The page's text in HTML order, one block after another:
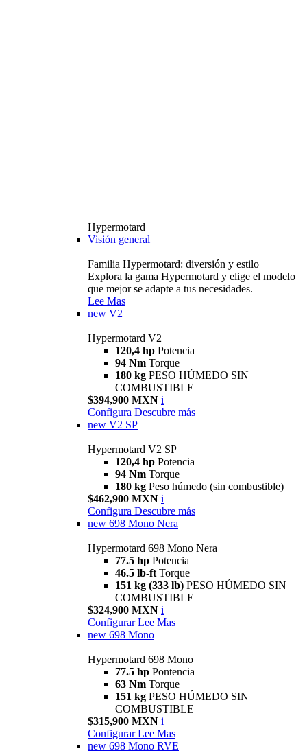
Hypermotard
Visión general
Familia Hypermotard: diversión y estilo
Explora la gama Hypermotard y elige el modelo
que mejor se adapte a tus necesidades.
Lee Mas
new V2
Hypermotard V2
120,4 hp Potencia
94 Nm Torque
180 kg PESO HÚMEDO SIN
COMBUSTIBLE
$394,900 MXN i
Configura Descubre más
new V2 SP
Hypermotard V2 SP
120,4 hp Potencia
94 Nm Torque
180 kg Peso húmedo (sin combustible)
$462,900 MXN i
Configura Descubre más
new 698 Mono Nera
Hypermotard 698 Mono Nera
77.5 hp Potencia
46.5 lb-ft Torque
151 kg (333 lb) PESO HÚMEDO SIN
COMBUSTIBLE
$324,900 MXN i
Configurar Lee Mas
new 698 Mono
Hypermotard 698 Mono
77.5 hp Pontencia
63 Nm Torque
151 kg PESO HÚMEDO SIN
COMBUSTIBLE
$315,900 MXN i
Configurar Lee Mas
new 698 Mono RVE